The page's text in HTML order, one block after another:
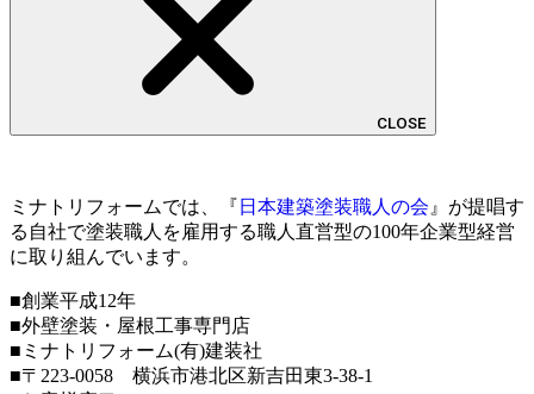
CLOSE
ミナトリフォームでは、『 日本建築塗装職人の会 』が提唱す
る自社で塗装職人を雇用する職人直営型の100年企業型経営
に取り組んでいます。
■創業平成12年
■外壁塗装・屋根工事専門店
■ミナトリフォーム(有)建装社
■〒223-0058 横浜市港北区新吉田東3-38-1